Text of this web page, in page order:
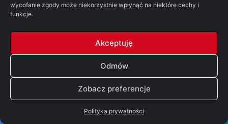
wycofanie zgody może niekorzystnie wpłynąć na niektóre cechy i
funkcje.
Akceptuję
Odmów
Zobacz preferencje
Polityka prywatności
Jeśli chodzi o mnie to nie planuję. Żeby
42 ostatnie komentarze na dedykowanej stronie.